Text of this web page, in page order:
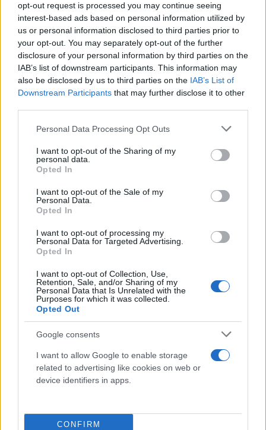
opt-out request is processed you may continue seeing
interest-based ads based on personal information utilized by
us or personal information disclosed to third parties prior to
your opt-out. You may separately opt-out of the further
disclosure of your personal information by third parties on the
IAB’s list of downstream participants. This information may
also be disclosed by us to third parties on the IAB’s List of
Downstream Participants that may further disclose it to other
Please note that this website/app uses one or more Google
not limited to your visit or usage behaviour. You may click to
grant or deny consent to Google and its third-party tags to
use your data for below specified purposes in below Google
consent section.
Personal Data Processing Opt Outs
I want to opt-out of the Sharing of my
personal data.
Opted In
I want to opt-out of the Sale of my
Personal Data.
Opted In
I want to opt-out of processing my
Personal Data for Targeted Advertising.
Opted In
I want to opt-out of Collection, Use,
Retention, Sale, and/or Sharing of my
Personal Data that Is Unrelated with the
Purposes for which it was collected.
Opted Out
Google consents
I want to allow Google to enable storage
related to advertising like cookies on web or
device identifiers in apps.
CONFIRM
Τι αναφέρει η επιστολή
Η επιστολή του κ. Βρούτση προς τους ιδιοκτήτες
των δύο ΚΑΕ, σύμφωνα με το υφυπουργείο
Παναθηναϊκός – Ολυμπιακός, της 4ης Ιουνίου,
εξαιτίας των θλιβερών γεγονότων που
διαδραματίστηκαν κατά τη διάρκεια της
αναμέτρησης Ολυμπιακός – Παναθηναϊκός (της 1ης
Ιουνίου) στο Στάδιο Ειρήνης και Φιλίας, σας καλώ
σε κοινή συνάντηση στο γραφείο μου, στο
Υπουργείο Αθλητισμού. Η Κυβέρνηση οφείλει –και
είναι αποφασισμένη– να διαφυλάξει την ομαλή και
ασφαλή διεξαγωγή των αθλητικών διοργανώσεων,
την εύρυθμη λειτουργία των θεσμών, την κοινωνική
συνοχή και πρωτίστως την ασφάλεια των πολιτών.
πράξεις και παραλείψεις, δεν γίνεται αποδεκτή. Η